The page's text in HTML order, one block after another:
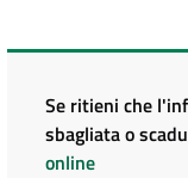
Se ritieni che
sbagliata o
online